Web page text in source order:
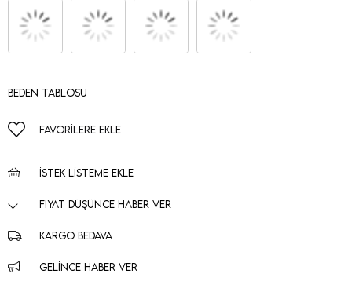
Beden Tablosu
FAVORILERE EKLE
İSTEK LISTEME EKLE
FIYAT DÜŞÜNCE HABER VER
KARGO BEDAVA
GELINCE HABER VER